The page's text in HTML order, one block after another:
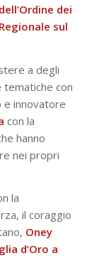
dei
Regionale sul
a degli
con
e innovatore
con la
hanno
nei propri
la
il coraggio
Oney
d’Oro a